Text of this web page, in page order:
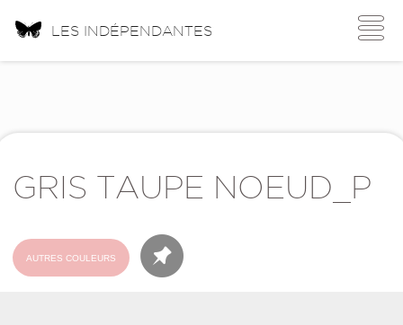
Toggle
LES INDÉPENDANTES
GRIS TAUPE NOEUD_P
AUTRES COULEURS